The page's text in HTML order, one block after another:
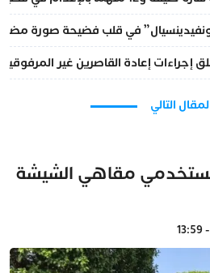
في قلب فضيحة صورة
إجراءات إعادة القاصرين غير
التالي
مقاهي الشيشة